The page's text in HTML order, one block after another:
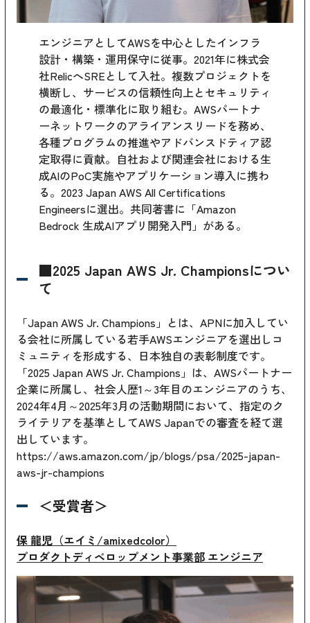
エンジニアとしてAWSを中心としたインフラ
設計・構築・運用保守に従事。2021年に株式会
社RelicへSREとして入社。複数プロジェクトを
横断し、サービスの信頼性向上とセキュリティ
の最適化・標準化に取り組む。AWSパートナ
ーネットワークのアライアンスリードを務め、
各種プログラムの推進やアドバンスドティア認
定取得に貢献。自社および関連会社における生
成AIのPoC実施やアプリケーション導入に携わ
る。2023 Japan AWS All Certifications
Engineersに選出。共同著書に「Amazon
Bedrock 生成AIアプリ開発入門 」がある。
■2025 Japan AWS Jr. Championsについ
て
「Japan AWS Jr. Champions」とは、APNに加入してい
る会社に所属している若手AWSエンジニアを選出しコ
ミュニティを形成する、日本独自の表彰制度です。
「2025 Japan AWS Jr. Champions」は、AWSパートナー
企業に所属し、社会人歴1～3年目のエンジニアのうち、
2024年4月～2025年3月の活動期間において、指定のク
ライテリアを基準としてAWS Japanでの審査を経て選
出しています。
https://aws.amazon.com/jp/blogs/psa/2025-japan-
aws-jr-champions
＜受賞者＞
保 龍児（エイミ/amixedcolor）
プロダクトディベロップメント事業部 エンジニア